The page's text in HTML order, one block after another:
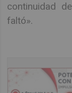
continuidad
faltó».